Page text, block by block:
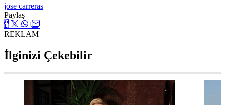
jose carreras
Paylaş
REKLAM
İlginizi Çekebilir